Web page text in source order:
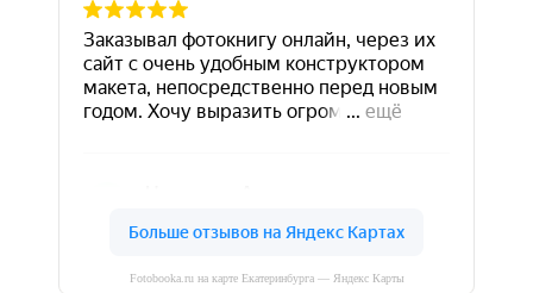
Fotobooka.ru на карте Екатеринбурга — Яндекс Карты